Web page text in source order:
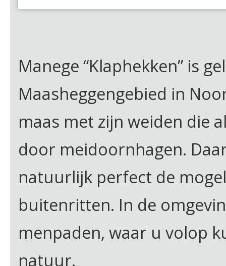
Manege “Klaphekken” is
Maasheggengebied in
maas met zijn weiden die
door meidoornhagen.
natuurlijk perfect de
buitenritten. In de
menpaden, waar u volop
natuur.